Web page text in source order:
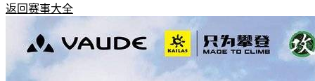
返回赛事大全